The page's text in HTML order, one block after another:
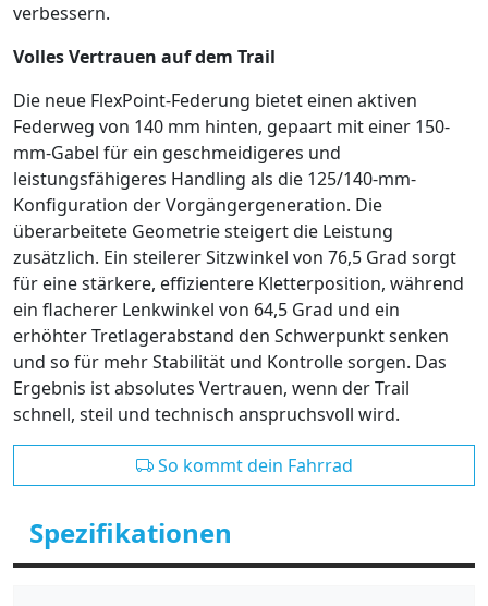
verbessern.
Volles Vertrauen auf dem Trail
Die neue FlexPoint-Federung bietet einen aktiven
Federweg von 140 mm hinten, gepaart mit einer 150-
mm-Gabel für ein geschmeidigeres und
leistungsfähigeres Handling als die 125/140-mm-
Konfiguration der Vorgängergeneration. Die
überarbeitete Geometrie steigert die Leistung
zusätzlich. Ein steilerer Sitzwinkel von 76,5 Grad sorgt
für eine stärkere, effizientere Kletterposition, während
ein flacherer Lenkwinkel von 64,5 Grad und ein
erhöhter Tretlagerabstand den Schwerpunkt senken
und so für mehr Stabilität und Kontrolle sorgen. Das
Ergebnis ist absolutes Vertrauen, wenn der Trail
schnell, steil und technisch anspruchsvoll wird.
So kommt dein Fahrrad
Spezifikationen